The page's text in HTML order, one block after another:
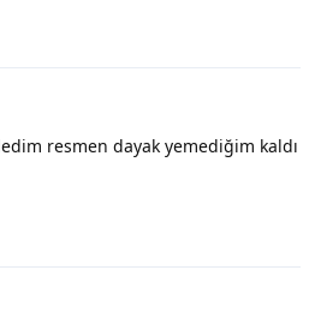
resmen dayak yemediğim kaldı